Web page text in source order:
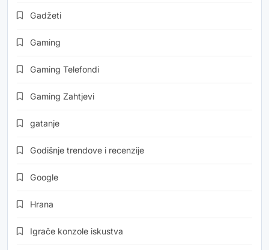
Gadžeti
Gaming
Gaming Telefondi
Gaming Zahtjevi
gatanje
Godišnje trendove i recenzije
Google
Hrana
Igrače konzole iskustva